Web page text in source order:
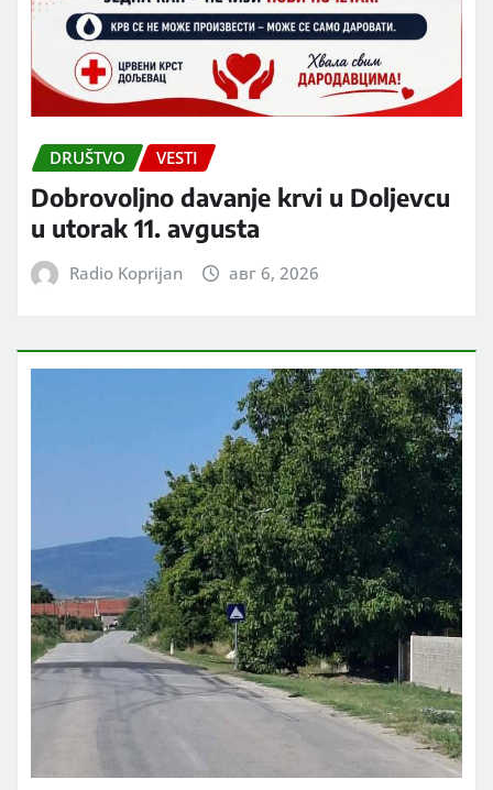
DRUŠTVO VESTI
Dobrovoljno davanje krvi u Doljevcu
u utorak 11. avgusta
Radio Koprijan авг 6, 2026